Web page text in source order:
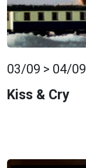
03/09 > 04/09
Kiss & Cry